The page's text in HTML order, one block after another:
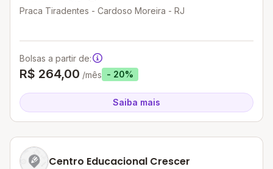
Praca Tiradentes - Cardoso Moreira - RJ
Bolsas a partir de:
R$ 264,00 /mês - 20%
Saiba mais
Centro Educacional Crescer